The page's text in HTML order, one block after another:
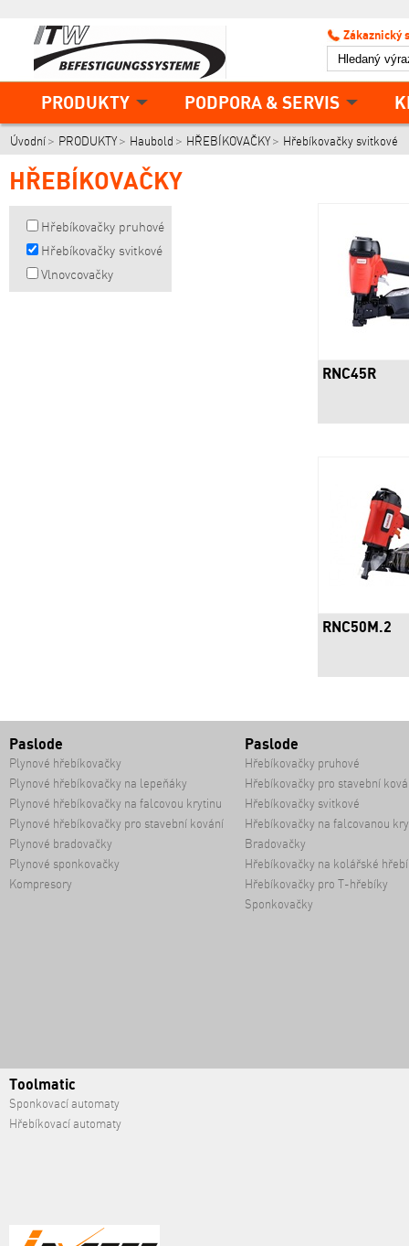
PRODUKTY PODPORA & SERVIS
Zákaznický
Úvodní PRODUKTY Haubold HŘEBÍKOVAČKY Hřebíkovačky svitkové
HŘEBÍKOVAČKY
Hřebíkovačky pruhové
Hřebíkovačky svitkové
Vlnovcovačky
RNC45R
RNC50M.2
Paslode
Plynové hřebíkovačky
Plynové hřebíkovačky na lepeňáky
Plynové hřebíkovačky na falcovou krytinu
Plynové hřebíkovačky pro stavební kování
Plynové bradovačky
Plynové sponkovačky
Kompresory
Paslode
Hřebíkovačky pruhové
Hřebíkovačky pro stavební
Hřebíkovačky svitkové
Hřebíkovačky na falcovanou
Bradovačky
Hřebíkovačky na kolářské
Hřebíkovačky pro T-hřebíky
Sponkovačky
Toolmatic
Sponkovací automaty
Hřebíkovací automaty